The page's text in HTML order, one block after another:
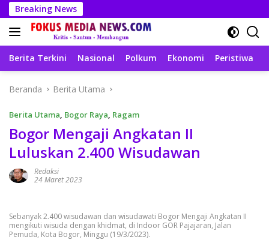
Langsung
ke
konten
Breaking News
Berita Terkini Nasional Polkum Ekonomi Peristiwa
Beranda Berita Utama
Berita Utama, Bogor Raya, Ragam
Bogor Mengaji Angkatan II
Luluskan 2.400 Wisudawan
Redaksi
24 Maret 2023
Sebanyak 2.400 wisudawan dan wisudawati Bogor Mengaji Angkatan II
mengikuti wisuda dengan khidmat, di Indoor GOR Pajajaran, Jalan
Pemuda, Kota Bogor, Minggu (19/3/2023).